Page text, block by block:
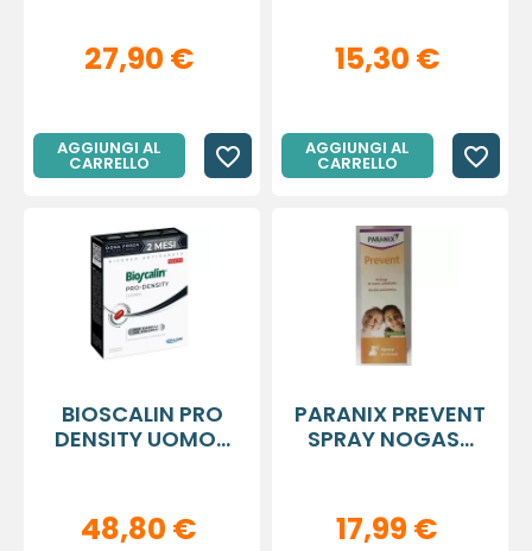
27,90 €
AGGIUNGI AL
CARRELLO favorite_border
15,30 €
AGGIUNGI AL
CARRELLO favorite_border
BIOSCALIN PRO
DENSITY UOMO...
48,80 €
PARANIX PREVENT
SPRAY NOGAS...
17,99 €